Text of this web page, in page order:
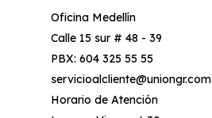
Oficina Medellín
Calle 15 sur # 48 - 39
PBX: 604 325 55 55
servicioalcliente@uniongr.com
Horario de Atención